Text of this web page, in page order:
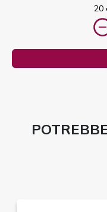
20